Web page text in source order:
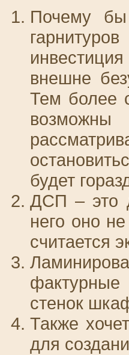
Почему
внешне
Тем более
будет
ДСП – это
него оно
считается
фактурные
стенок
Также
для